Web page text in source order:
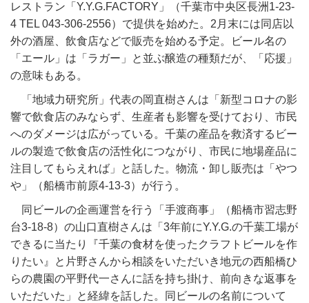
レストラン「 Y.Y.G.FACTORY 」（千葉市中央区長洲 1-23-
4 TEL 043-306-2556）で提供を始めた。 2 月末には同店以
外の酒屋、飲食店などで販売を始める予定。ビール名の
「エール」は「ラガー」と並ぶ醸造の種類だが、「応援」
の意味もある。
「地域力研究所」代表の岡直樹さんは「新型コロナの影
響で飲食店のみならず、生産者も影響を受けており、市民
へのダメージは広がっている。千葉の産品を救済するビー
ルの製造で飲食店の活性化につながり、市民に地場産品に
注目してもらえれば」と話した。物流・卸し販売は「やつ
や」（船橋市前原4-13-3）が行う。
同ビールの企画運営を行う「手渡商事」（船橋市習志野
台3-18-8）の山口直樹さんは「 3年前にY.Y.G.の千葉工場が
できるに当たり『千葉の食材を使ったクラフトビールを作
りたい』と片野さんから相談をいただいき地元の西船橋ひ
らの農園の平野代一さんに話を持ち掛け、前向きな返事を
いただいた」と経緯を話した。同ビールの名前について